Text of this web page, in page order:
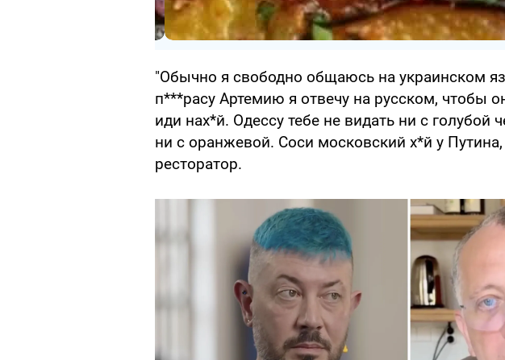
"Обычно я свободно общаюсь на украинском
п***расу Артемию я отвечу на русском, чтобы
иди нах*й. Одессу тебе не видать ни с голубой
ни с оранжевой. Соси московский х*й у Путина,
ресторатор.